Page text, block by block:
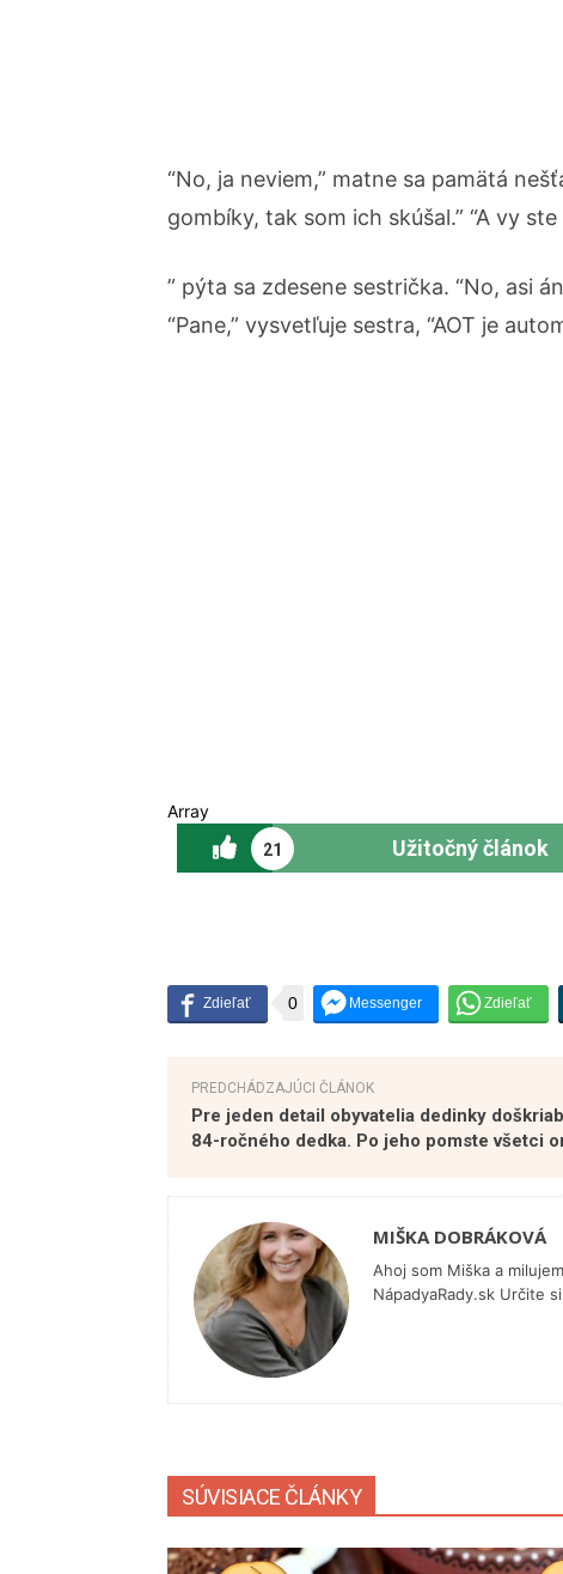
“No, ja neviem,” matne sa pamätá
gombíky, tak som ich skúšal.” “A vy
” pýta sa zdesene sestrička. “No, asi
“Pane,” vysvetľuje sestra, “AOT je
Array
21 Užitočný článok
0
PREDCHÁDZAJÚCI ČLÁNOK
Pre jeden detail obyvatelia dedinky
84-ročného dedka. Po jeho pomste všetci
MIŠKA DOBRÁKOVÁ
Ahoj som Miška a
NápadyaRady.sk Určite
SÚVISIACE ČLÁNKY